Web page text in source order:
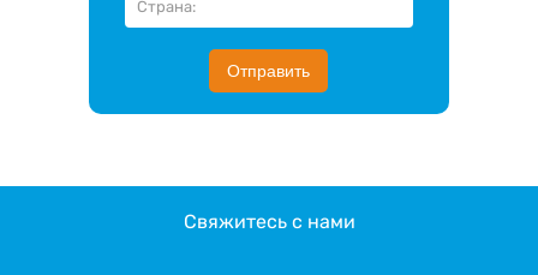
Отправить
Свяжитесь с нами